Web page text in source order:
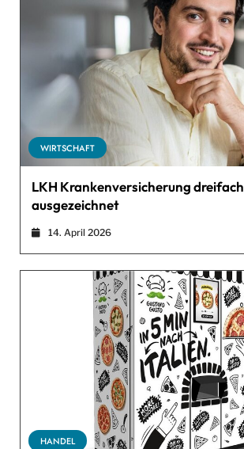
WIRTSCHAFT
LKH Krankenversicherung dreifach
ausgezeichnet
14. April 2026
HANDEL